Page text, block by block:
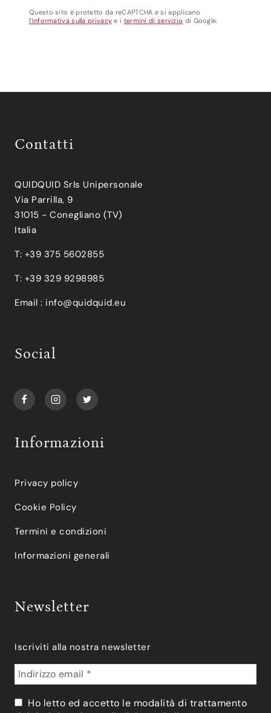
Questo sito è protetto da reCAPTCHA e si applicano
l'Informativa sulla privacy e i termini di servizio di Google.
Contatti
QUIDQUID Srls Unipersonale
Via Parrilla, 9
31015 - Conegliano (TV)
Italia
T: +39 375 5602855
T: +39 329 9298985
Email : info@quidquid.eu
Social
Informazioni
Privacy policy
Cookie Policy
Termini e condizioni
Informazioni generali
Newsletter
Iscriviti alla nostra newsletter
Ho letto ed accetto le modalità di trattamento